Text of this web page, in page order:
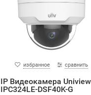
избранное сравнить
IP Видеокамера Uniview
IPC324LE-DSF40K-G